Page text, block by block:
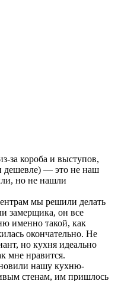
за короба и выступов,
дешевле) — это не наш
но не нашли
мы решили делать
замерщика, он все
именно такой, как
окончательно. Не
но кухня идеально
мне нравится.
нашу кухню-
стенам, им пришлось